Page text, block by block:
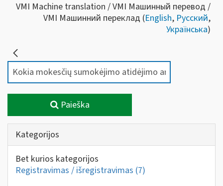
VMI Machine translation / VMI Машинный перевод /
VMI Машинний переклад (English, Русский,
Українська)
Paieška
Kategorijos
Bet kurios kategorijos
Registravimas / išregistravimas (7)